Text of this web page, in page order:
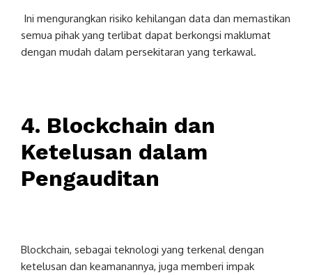
Ini mengurangkan risiko kehilangan data dan memastikan
semua pihak yang terlibat dapat berkongsi maklumat
dengan mudah dalam persekitaran yang terkawal.
4. Blockchain dan
Ketelusan dalam
Pengauditan
Blockchain, sebagai teknologi yang terkenal dengan
ketelusan dan keamanannya, juga memberi impak